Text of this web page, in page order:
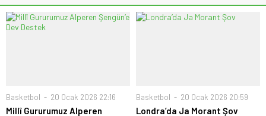
Basketbol 20 Ocak 2026 22:16
Millî Gururumuz Alperen
Basketbol 20 Ocak 2026 20:59
Londra’da Ja Morant Şov